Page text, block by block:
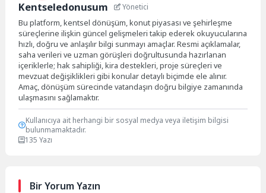
Kentseledonusum Yönetici
Bu platform, kentsel dönüşüm, konut piyasası ve şehirleşme
süreçlerine ilişkin güncel gelişmeleri takip ederek okuyucularına
hızlı, doğru ve anlaşılır bilgi sunmayı amaçlar. Resmi açıklamalar,
saha verileri ve uzman görüşleri doğrultusunda hazırlanan
içeriklerle; hak sahipliği, kira destekleri, proje süreçleri ve
mevzuat değişiklikleri gibi konular detaylı biçimde ele alınır.
Amaç, dönüşüm sürecinde vatandaşın doğru bilgiye zamanında
ulaşmasını sağlamaktır.
Kullanıcıya ait herhangi bir sosyal medya veya iletişim bilgisi
bulunmamaktadır.
135 Yazı
Bir Yorum Yazın